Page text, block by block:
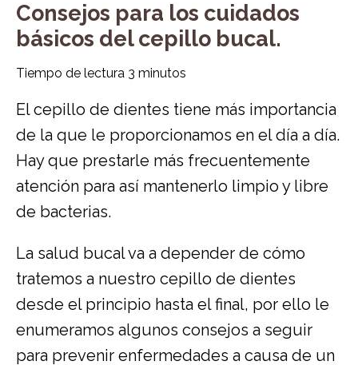
Consejos para los cuidados
básicos del cepillo bucal.
Tiempo de lectura 3 minutos
El cepillo de dientes tiene más importancia
de la que le proporcionamos en el día a día.
Hay que prestarle más frecuentemente
atención para así mantenerlo limpio y libre
de bacterias.
La salud bucal va a depender de cómo
tratemos a nuestro cepillo de dientes
desde el principio hasta el final, por ello le
enumeramos algunos consejos a seguir
para prevenir enfermedades a causa de un